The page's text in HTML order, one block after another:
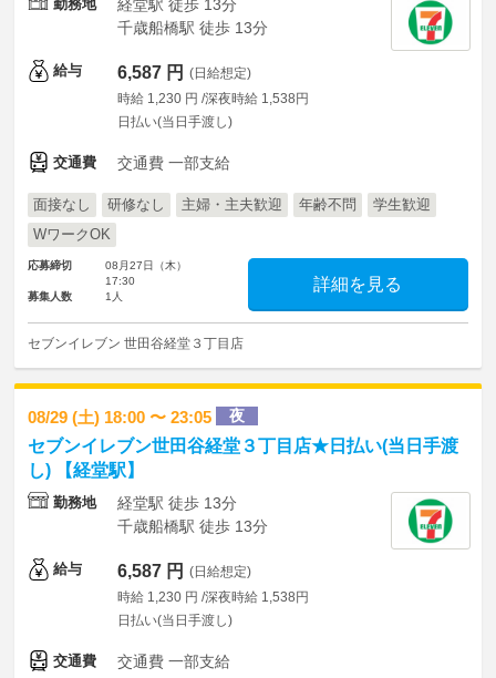
勤務地
経堂駅 徒歩 13分
千歳船橋駅 徒歩 13分
給与 6,587 円 (日給想定)
時給 1,230 円 /深夜時給 1,538円
日払い(当日手渡し)
交通費 交通費 一部支給
面接なし 研修なし 主婦・主夫歓迎 年齢不問
学生歓迎
WワークOK
応募締切
08月27日（木）
17:30
募集人数
1人
詳細を見る
セブンイレブン 世田谷経堂３丁目店
08/29 (土) 18:00 〜 23:05 夜
セブンイレブン世田谷経堂３丁目店★日払い(当日手渡
し) 【経堂駅】
勤務地
経堂駅 徒歩 13分
千歳船橋駅 徒歩 13分
給与 6,587 円 (日給想定)
時給 1,230 円 /深夜時給 1,538円
日払い(当日手渡し)
交通費 交通費 一部支給